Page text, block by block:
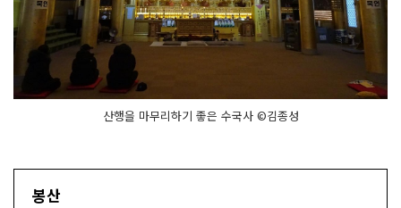
산행을 마무리하기 좋은 수국사 ©김종성
봉산